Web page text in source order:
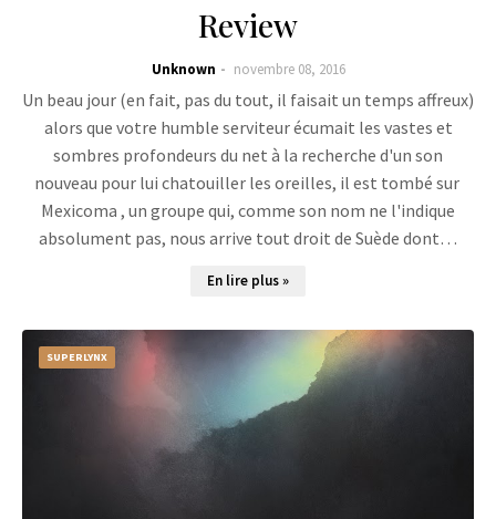
Review
Unknown novembre 08, 2016
Un beau jour (en fait, pas du tout, il faisait un temps affreux)
alors que votre humble serviteur écumait les vastes et
sombres profondeurs du net à la recherche d'un son
nouveau pour lui chatouiller les oreilles, il est tombé sur
Mexicoma , un groupe qui, comme son nom ne l'indique
absolument pas, nous arrive tout droit de Suède dont…
En lire plus »
SUPERLYNX